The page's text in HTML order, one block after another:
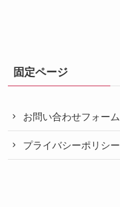
固定ページ
お問い合わせフォーム
プライバシーポリシー